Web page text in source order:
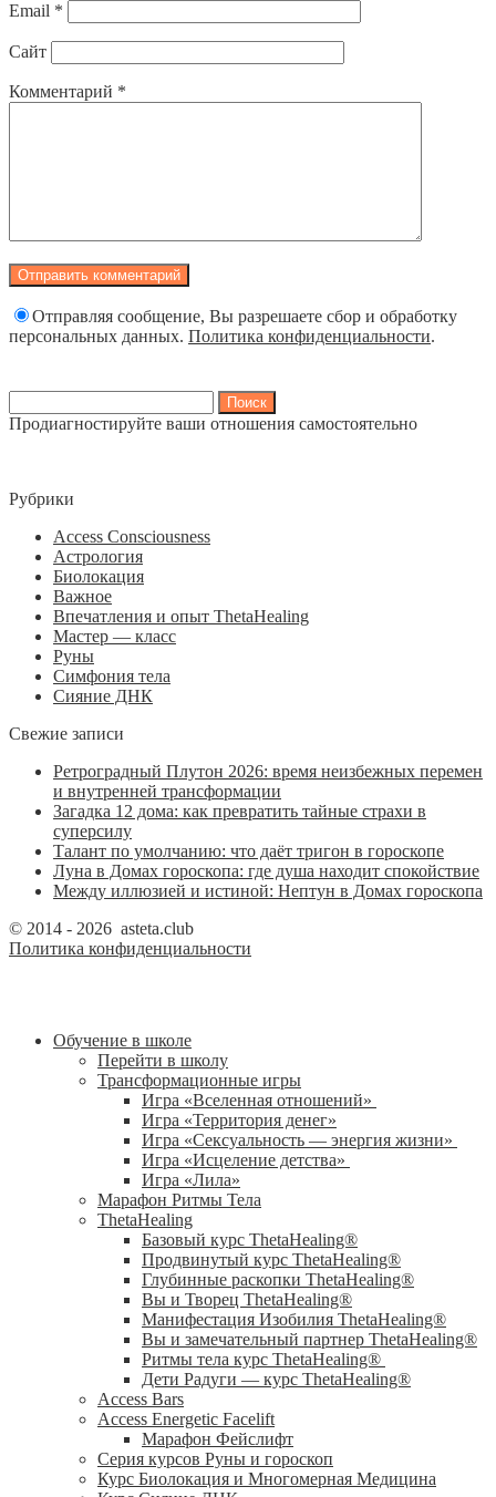
Email *
Сайт
Комментарий *
Отправляя сообщение, Вы разрешаете сбор и обработку
персональных данных. Политика конфиденциальности.
Продиагностируйте ваши отношения самостоятельно
Рубрики
Access Consciousness
Астрология
Биолокация
Важное
Впечатления и опыт ThetaHealing
Мастер — класс
Руны
Симфония тела
Сияние ДНК
Свежие записи
Ретроградный Плутон 2026: время неизбежных перемен
и внутренней трансформации
Загадка 12 дома: как превратить тайные страхи в
суперсилу
Талант по умолчанию: что даёт тригон в гороскопе
Луна в Домах гороскопа: где душа находит спокойствие
Между иллюзией и истиной: Нептун в Домах гороскопа
© 2014 - 2026 asteta.club
Политика конфиденциальности
Обучение в школе
Перейти в школу
Трансформационные игры
Игра «Вселенная отношений»
Игра «Территория денег»
Игра «Сексуальность — энергия жизни»
Игра «Исцеление детства»
Игра «Лила»
Марафон Ритмы Тела
ThetaHealing
Базовый курс ThetaHealing®
Продвинутый курс ThetaHealing®
Глубинные раскопки ThetaHealing®
Вы и Творец ThetaHealing®
Манифестация Изобилия ThetaHealing®
Вы и замечательный партнер ThetaHealing®
Ритмы тела курс ThetaHealing®
Дети Радуги — курс ThetaHealing®
Access Bars
Access Energetic Facelift
Марафон Фейслифт
Серия курсов Руны и гороскоп
Курс Биолокация и Многомерная Медицина